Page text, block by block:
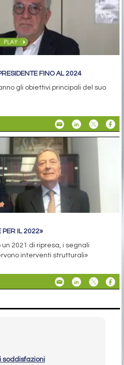
FINO AL 2024
gli obiettivi principali del suo
PER IL 2022»
2021 di ripresa, i segnali
interventi strutturali»
soddisfazioni